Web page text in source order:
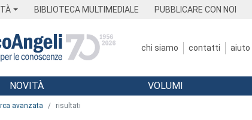
BIBLIOTECA MULTIMEDIALE PUBBLICARE CON NOI
chi siamo contatti aiuto
NOVITÀ VOLUMI
avanzata risultati